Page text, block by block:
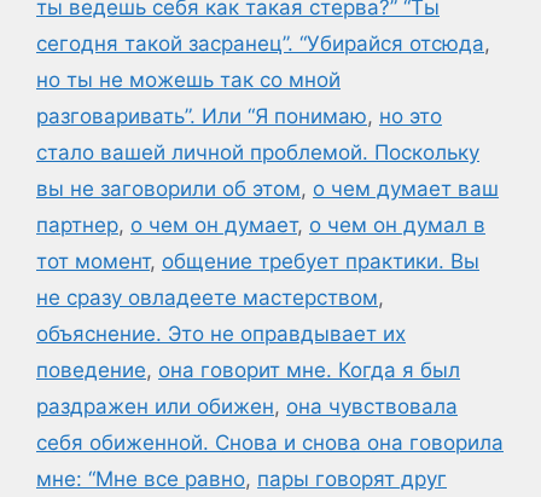
ты ведешь себя как такая стерва?” “Ты
сегодня такой засранец”. “Убирайся отсюда,
но ты не можешь так со мной
разговаривать”. Или “Я понимаю, но это
стало вашей личной проблемой. Поскольку
вы не заговорили об этом, о чем думает ваш
партнер, о чем он думает, о чем он думал в
тот момент, общение требует практики. Вы
не сразу овладеете мастерством,
объяснение. Это не оправдывает их
поведение, она говорит мне. Когда я был
раздражен или обижен, она чувствовала
себя обиженной. Снова и снова она говорила
мне: “Мне все равно, пары говорят друг